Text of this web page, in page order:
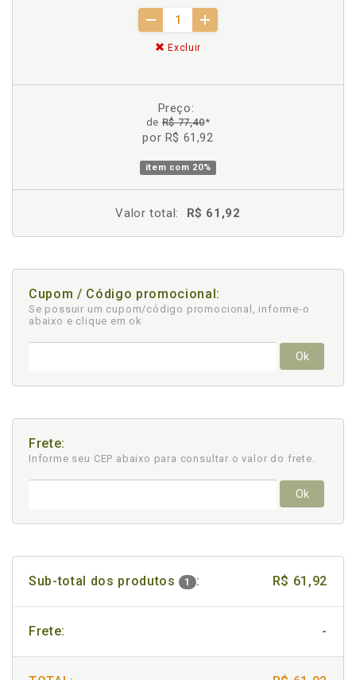
Excluir
Preço:
deR$ 77,40*
por R$ 61,92
item com 20%
Valor total: R$ 61,92
Cupom / Código promocional:
Se possuir um cupom/código promocional, informe-o
abaixo e clique em ok
Ok
Frete:
Informe seu CEP abaixo para consultar o valor do frete.
Ok
Sub-total dos produtos 1 : R$ 61,92
Frete: -